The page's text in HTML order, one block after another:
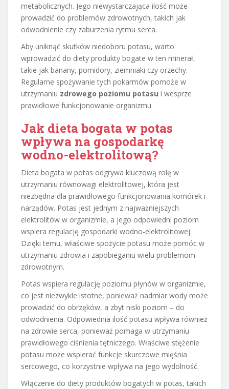
metabolicznych. Jego niewystarczająca ilość może
prowadzić do problemów zdrowotnych, takich jak
odwodnienie czy zaburzenia rytmu serca.
Aby uniknąć skutków niedoboru potasu, warto
wprowadzić do diety produkty bogate w ten minerał,
takie jak banany, pomidory, ziemniaki czy orzechy.
Regularne spożywanie tych pokarmów pomoże w
utrzymaniu zdrowego poziomu potasu i wesprze
prawidłowe funkcjonowanie organizmu.
Jak dieta bogata w potas
wpływa na gospodarkę
wodno-elektrolitową?
Dieta bogata w potas odgrywa kluczową rolę w
utrzymaniu równowagi elektrolitowej, która jest
niezbędna dla prawidłowego funkcjonowania komórek i
narządów. Potas jest jednym z najważniejszych
elektrolitów w organizmie, a jego odpowiedni poziom
wspiera regulację gospodarki wodno-elektrolitowej.
Dzięki temu, właściwe spożycie potasu może pomóc w
utrzymaniu zdrowia i zapobieganiu wielu problemom
zdrowotnym.
Potas wspiera regulację poziomu płynów w organizmie,
co jest niezwykle istotne, ponieważ nadmiar wody może
prowadzić do obrzęków, a zbyt niski poziom – do
odwodnienia. Odpowiednia ilość potasu wpływa również
na zdrowie serca, ponieważ pomaga w utrzymaniu
prawidłowego ciśnienia tętniczego. Właściwe stężenie
potasu może wspierać funkcje skurczowe mięśnia
sercowego, co korzystnie wpływa na jego wydolność.
Włączenie do diety produktów bogatych w potas, takich